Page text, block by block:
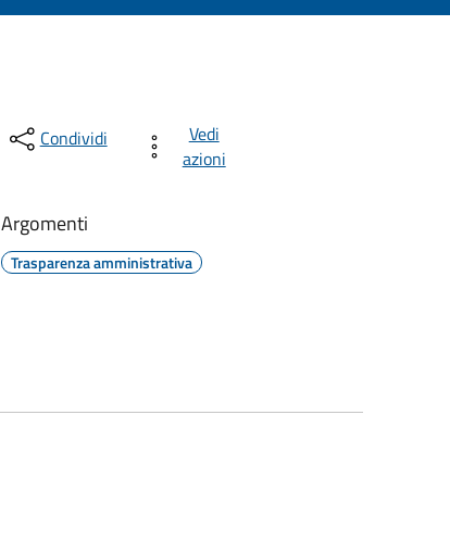
Condividi
Vedi
azioni
Argomenti
Trasparenza amministrativa